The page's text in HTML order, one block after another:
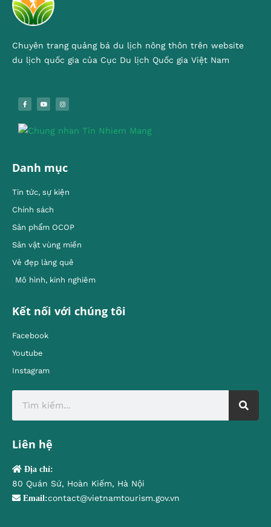
Chuyên trang quảng bá du lịch nông thôn trên website
du lịch quốc gia của Cục Du lịch Quốc gia Việt Nam
Danh mục
Tin tức, sự kiện
Chính sách
Sản phẩm OCOP
Sản vật vùng miền
Vẻ đẹp làng quê
Mô hình, kinh nghiêm
Kết nối với chúng tôi
Facebook
Youtube
Instagram
Liên hệ
Địa chỉ:
80 Quán Sứ, Hoàn Kiếm, Hà Nội
Email:contact@vietnamtourism.gov.vn